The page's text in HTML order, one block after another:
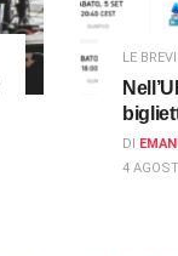
LE BREVI
DI
4